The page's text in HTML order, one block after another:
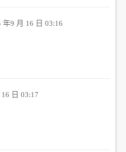
年9 月 16 日 03:16
日 03:17